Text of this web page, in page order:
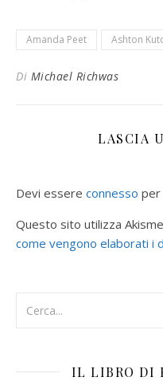
Amanda Peet Ashton
Di Michael Richwas
LASCIA
Devi essere connesso per
Questo sito utilizza
come vengono elaborati i
IL LIBRO DI